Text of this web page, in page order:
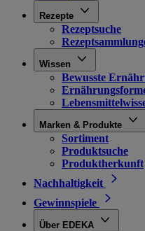
Rezepte
Rezeptsuche
Wissen
Bewusste
Marken & Produkte
Sortiment
Produktsuche
Produktherkunft
Nachhaltigkeit
Gewinnspiele
Über EDEKA